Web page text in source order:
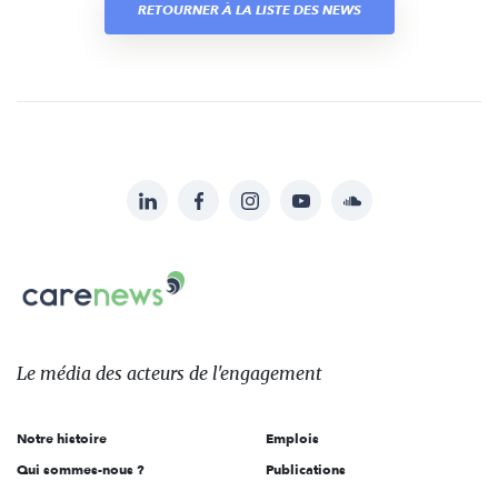
RETOURNER À LA LISTE DES NEWS
sur:
LinkedInFacebookInstagramYouTubeSoundcloud
Carenews,
Le
des
l'engagement
Le média des acteurs de l'engagement
Notre histoire
Qui sommes-nous ?
Emplois
Publications